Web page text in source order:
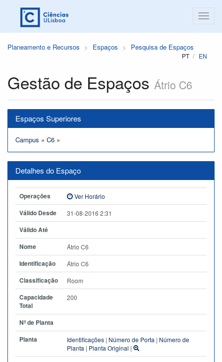
Planeamento e Recursos Espaços Pesquisa de Espaços
PT EN
Gestão de Espaços Átrio C6
Espaços Superiores
Campus » C6 »
Detalhes do Espaço
Operações Ver Horário
Válido Desde 31-08-2016 2:31
Válido Até
Nome
Átrio C6
Identificação Átrio C6
Classificação Room
Capacidade
Total
200
Nº de Planta
Planta
Identificações | Número de Porta | Número de
Planta | Planta Original |